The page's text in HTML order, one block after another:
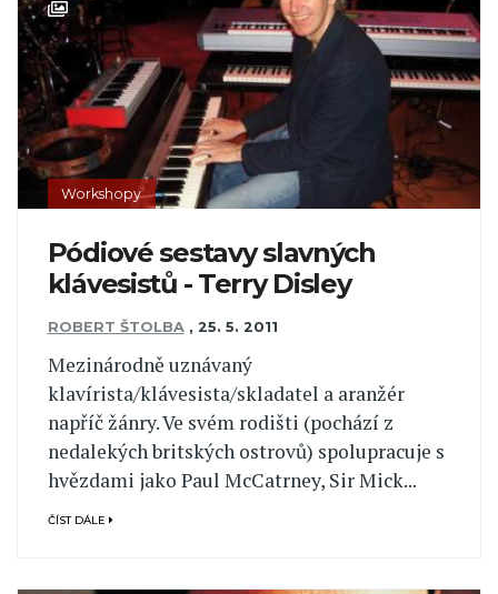
Workshopy
Pódiové sestavy slavných
klávesistů - Terry Disley
ROBERT ŠTOLBA , 25. 5. 2011
Mezinárodně uznávaný
klavírista/klávesista/skladatel a aranžér
napříč žánry. Ve svém rodišti (pochází z
nedalekých britských ostrovů) spolupracuje s
hvězdami jako Paul McCatrney, Sir Mick...
ČÍST DÁLE